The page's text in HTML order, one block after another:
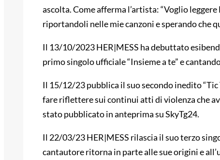
ascolta. Come afferma l’artista: “Voglio
riportandoli nelle mie canzoni e sperando che
Il 13/10/2023 HER|MESS ha debuttato
primo singolo ufficiale “Insieme a te” e
Il 15/12/23 pubblica il suo secondo inedito “Tic
fare riflettere sui continui atti di violenza che
stato pubblicato in anteprima su SkyTg24.
Il 22/03/23 HER|MESS rilascia il suo terzo
cantautore ritorna in parte alle sue origini e